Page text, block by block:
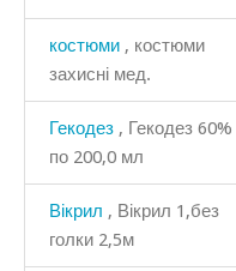
костюми , костюми
захисні мед.
Гекодез , Гекодез 60%
по 200,0 мл
Вікрил , Вікрил 1,без
голки 2,5м